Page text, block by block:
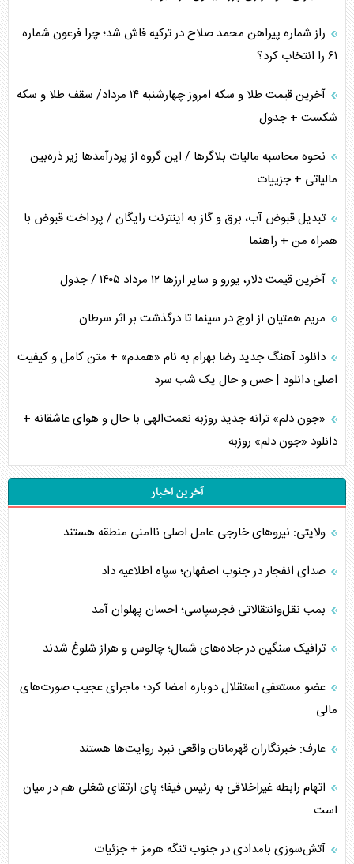
راز شماره پیراهن محمد صلاح در ترکیه فاش شد؛ چرا فرعون شماره
۶۱ را انتخاب کرد؟
آخرین قیمت طلا و سکه امروز چهارشنبه ۱۴ مرداد/ سقف طلا و سکه
شکست + جدول
نحوه محاسبه مالیات بلاگر‌ها / این گروه از پردرآمد‌ها زیر ذره‌بین
مالیاتی + جزییات
تبدیل قبوض آب، برق و گاز به اینترنت رایگان / پرداخت قبوض با
همراه من + راهنما
آخرین قیمت دلار، یورو و سایر ارز‌ها ۱۲ مرداد ۱۴۰۵ / جدول
مریم همتیان از اوج در سینما تا درگذشت بر اثر سرطان
دانلود آهنگ جدید رضا بهرام به نام «همدم» + متن کامل و کیفیت
اصلی دانلود | حس و حال یک شب سرد
«جون دلم» ترانه جدید روزبه نعمت‌الهی با حال و هوای عاشقانه +
دانلود «جون دلم» روزبه
آخرین اخبار
ولایتی: نیروهای خارجی عامل اصلی ناامنی منطقه هستند
صدای انفجار در جنوب اصفهان؛ سپاه اطلاعیه داد
بمب نقل‌وانتقالاتی فجرسپاسی؛ احسان پهلوان آمد
ترافیک سنگین در جاده‌های شمال؛ چالوس و هراز شلوغ شدند
عضو مستعفی استقلال دوباره امضا کرد؛ ماجرای عجیب صورت‌های
مالی
عارف: خبرنگاران قهرمانان واقعی نبرد روایت‌ها هستند
اتهام رابطه غیراخلاقی به رئیس فیفا؛ پای ارتقای شغلی هم در میان
است
آتش‌سوزی بامدادی در جنوب تنگه هرمز + جزئیات